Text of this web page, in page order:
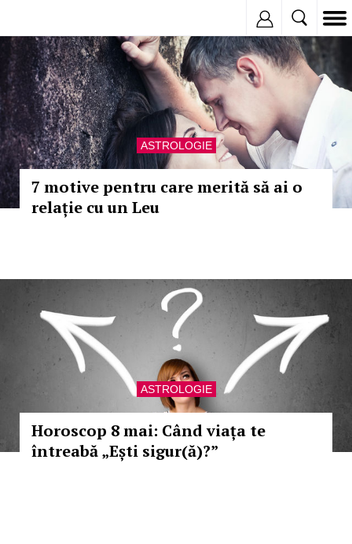
ASTROLOGIE
7 motive pentru care merită să ai o
relație cu un Leu
ASTROLOGIE
Horoscop 8 mai: Când viața te
întreabă „Ești sigur(ă)?”